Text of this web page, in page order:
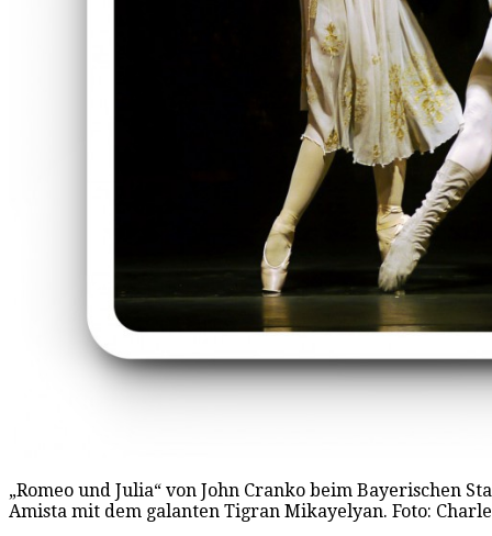
„Romeo und Julia“ von John Cranko beim Bayerischen
Amista mit dem galanten Tigran Mikayelyan. Foto: